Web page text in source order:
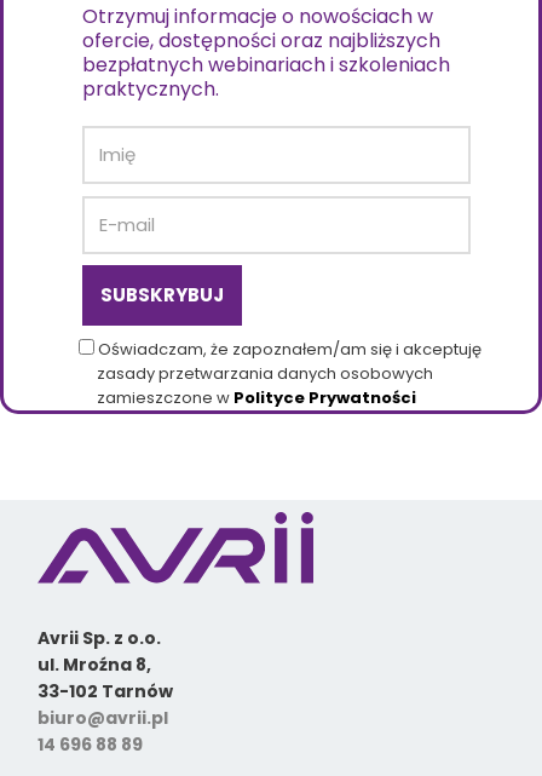
Otrzymuj informacje o nowościach w
ofercie, dostępności oraz najbliższych
bezpłatnych webinariach i szkoleniach
praktycznych.
Oświadczam, że zapoznałem/am się i akceptuję
zasady przetwarzania danych osobowych
zamieszczone w Polityce Prywatności
Avrii Sp. z o.o.
ul. Mroźna 8,
33-102 Tarnów
biuro@avrii.pl
14 696 88 89